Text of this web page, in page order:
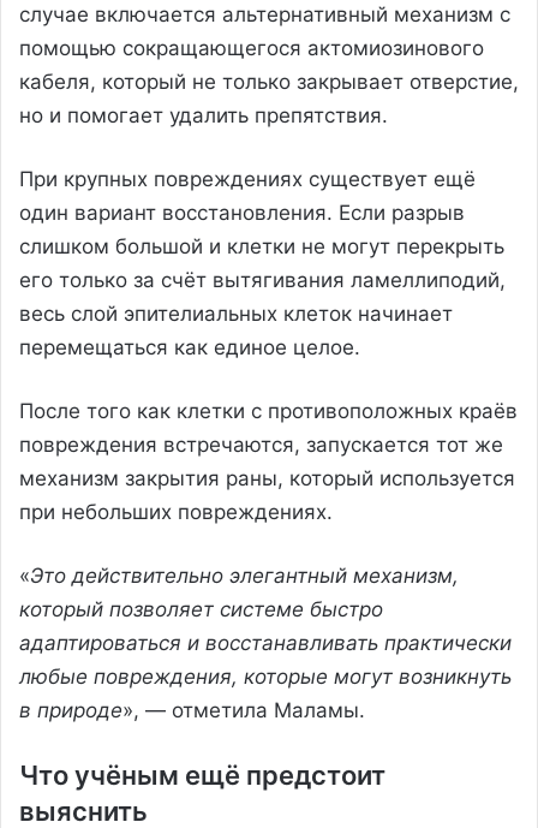
случае включается альтернативный механизм с
помощью сокращающегося актомиозинового
кабеля, который не только закрывает отверстие,
но и помогает удалить препятствия.
При крупных повреждениях существует ещё
один вариант восстановления. Если разрыв
слишком большой и клетки не могут перекрыть
его только за счёт вытягивания ламеллиподий,
весь слой эпителиальных клеток начинает
перемещаться как единое целое.
После того как клетки с противоположных краёв
повреждения встречаются, запускается тот же
механизм закрытия раны, который используется
при небольших повреждениях.
«Это действительно элегантный механизм,
который позволяет системе быстро
адаптироваться и восстанавливать практически
любые повреждения, которые могут возникнуть
в природе», — отметила Маламы.
Что учёным ещё предстоит
выяснить